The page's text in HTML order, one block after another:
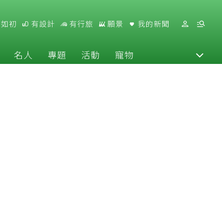
初 有設計 有行旅 願景 我的新聞
名人 專題 活動 寵物